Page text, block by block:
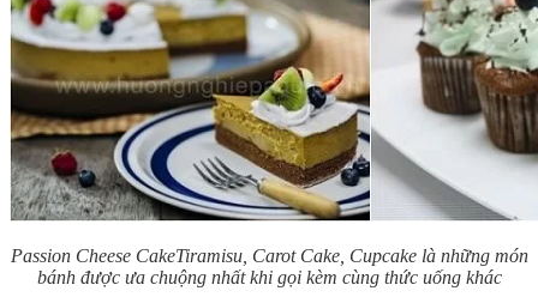
Passion Cheese CakeTiramisu, Carot Cake, Cupcake là những món
bánh được ưa chuộng nhất khi gọi kèm cùng thức uống khác